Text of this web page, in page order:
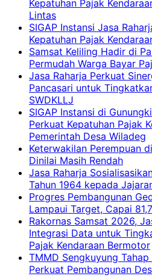
Kepatuhan Pajak
Lintas
SIGAP Instansi Jasa
Kepatuhan Pajak
Samsat Keliling Hadir di
Permudah Warga Bayar
Jasa Raharja Perkuat
Pancasari untuk
SWDKLLJ
SIGAP Instansi di
Perkuat Kepatuhan Pajak
Pemerintah Desa Wiladeg
Keterwakilan Perempuan
Dinilai Masih Rendah
Jasa Raharja
Tahun 1964 kepada
Progres Pembangunan
Lampaui Target, Capai
Rakornas Samsat 2026,
Integrasi Data untuk
Pajak Kendaraan Bermotor
TMMD Sengkuyung Tahap
Perkuat Pembangunan